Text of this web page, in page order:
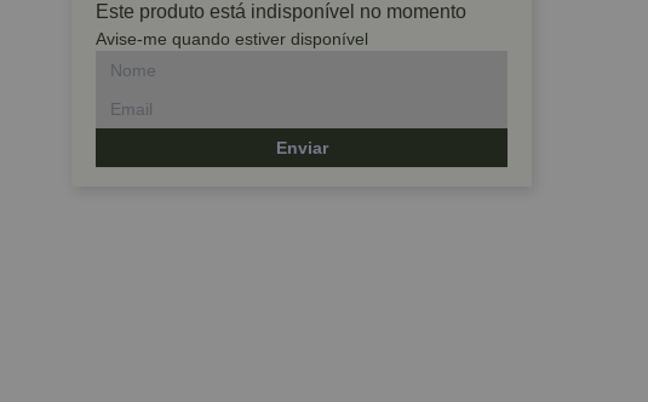
Este produto está indisponível no momento
Avise-me quando estiver disponível
Enviar